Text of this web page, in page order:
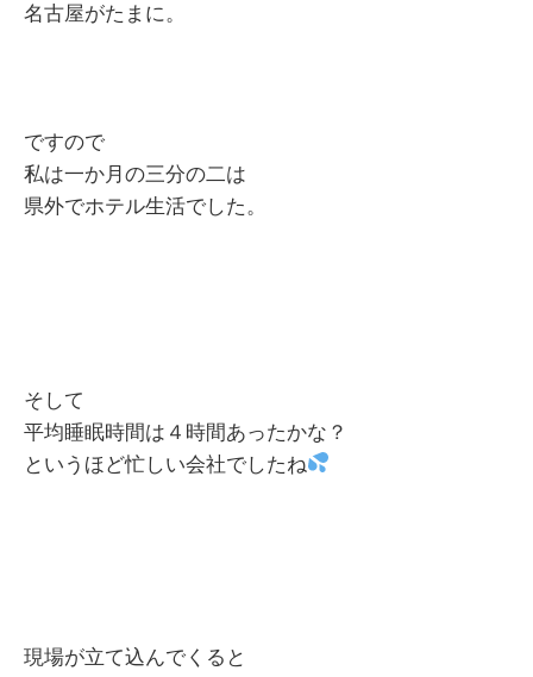
名古屋がたまに。
ですので
私は一か月の三分の二は
県外でホテル生活でした。
そして
平均睡眠時間は４時間あったかな？
というほど忙しい会社でしたね
現場が立て込んでくると